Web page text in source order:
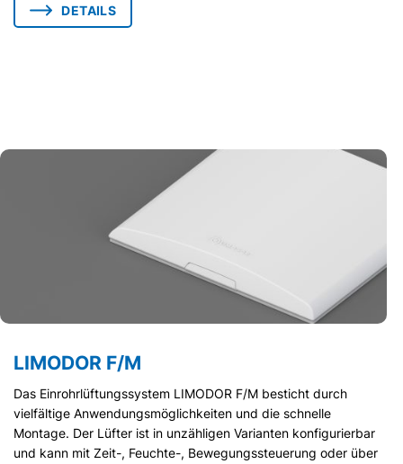
DETAILS
LIMODOR F/M
Das Einrohrlüftungssystem LIMODOR F/M besticht durch
vielfältige Anwendungsmöglichkeiten und die schnelle
Montage. Der Lüfter ist in unzähligen Varianten konfigurierbar
und kann mit Zeit-, Feuchte-, Bewegungssteuerung oder über